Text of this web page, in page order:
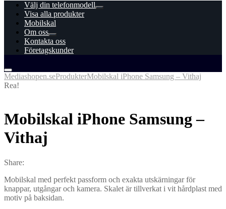
Välj din telefonmodell
Visa alla produkter
Mobilskal
Om oss
Kontakta oss
Företagskunder
Mediashopen.seProdukterMobilskal iPhone Samsung – Vithaj
Rea!
Mobilskal iPhone Samsung –
Vithaj
Share:
Mobilskal med perfekt passform och exakta utskärningar för
knappar, utgångar och kamera. Skalet är tillverkat i vit hårdplast med
motiv på baksidan.